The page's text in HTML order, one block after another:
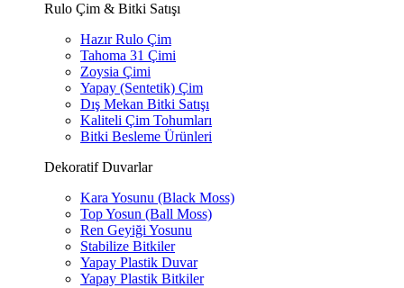
Rulo Çim & Bitki Satışı
Hazır Rulo Çim
Tahoma 31 Çimi
Zoysia Çimi
Yapay (Sentetik) Çim
Dış Mekan Bitki Satışı
Kaliteli Çim Tohumları
Bitki Besleme Ürünleri
Dekoratif Duvarlar
Kara Yosunu (Black Moss)
Top Yosun (Ball Moss)
Ren Geyiği Yosunu
Stabilize Bitkiler
Yapay Plastik Duvar
Yapay Plastik Bitkiler